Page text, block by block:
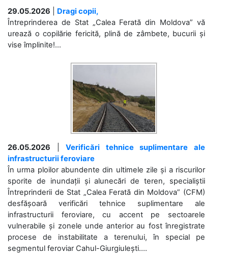
29.05.2026
Dragi copii,
Întreprinderea de Stat „Calea Ferată din Moldova” vă
urează o copilărie fericită, plină de zâmbete, bucurii și
vise împlinite!...
26.05.2026 |Verificări tehnice suplimentare ale
infrastructurii feroviare
În urma ploilor abundente din ultimele zile și a riscurilor
sporite de inundații și alunecări de teren, specialiștii
Întreprinderii de Stat „Calea Ferată din Moldova” (CFM)
desfășoară verificări tehnice suplimentare ale
infrastructurii feroviare, cu accent pe sectoarele
vulnerabile și zonele unde anterior au fost înregistrate
procese de instabilitate a terenului, în special pe
segmentul feroviar Cahul-Giurgiulești....